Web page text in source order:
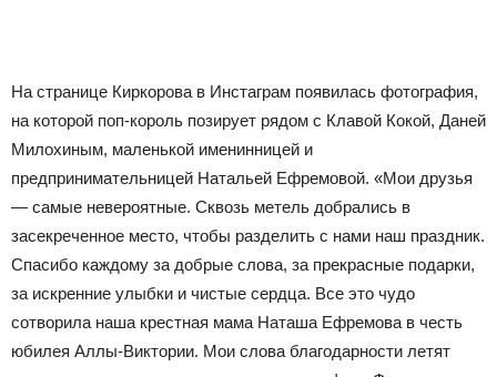
На странице Киркорова в Инстаграм появилась фотография,
на которой поп-король позирует рядом с Клавой Кокой, Даней
Милохиным, маленькой именинницей и
предпринимательницей Натальей Ефремовой. «Мои друзья
— самые невероятные. Сквозь метель добрались в
засекреченное место, чтобы разделить с нами наш праздник.
Спасибо каждому за добрые слова, за прекрасные подарки,
за искренние улыбки и чистые сердца. Все это чудо
сотворила наша крестная мама Наташа Ефремова в честь
юбилея Аллы-Виктории. Мои слова благодарности летят